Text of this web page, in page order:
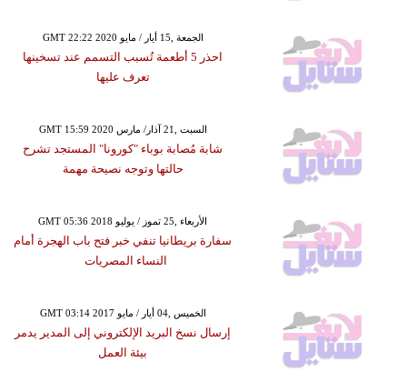
GMT 22:22 2020 الجمعة ,15 أيار / مايو
احذر 5 أطعمة تُسبب التسمم عند تسخينها
تعرف عليها
GMT 15:59 2020 السبت ,21 آذار/ مارس
شابة مُصابة بوباء "كورونا" المستجد تشرح
حالتها وتوجه نصيحة مهمة
GMT 05:36 2018 الأربعاء ,25 تموز / يوليو
سفارة بريطانيا تنفي خبر فتح باب الهجرة أمام
النساء المصريات
GMT 03:14 2017 الخميس ,04 أيار / مايو
إرسال نسخ البريد الإلكتروني إلى المدير يدمر
بيئة العمل